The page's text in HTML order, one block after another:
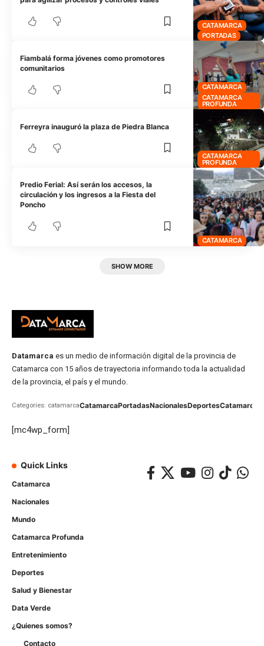
CATAMARCA
PORTADAS
CATAMARCA
CATAMARCA
PROFUNDA
Fiambalá forma jóvenes como promotores
comunitarios
CATAMARCA
PROFUNDA
Ferreyra inauguró la plaza de Piedra Blanca
CATAMARCA
Predio Ferial: Así serán los accesos, la
circulación y los ingresos a la Fiesta del
Poncho
SHOW MORE
Datamarca es un medio de información digital de la provincia de
Catamarca con 15 años de trayectoria informando toda la actualidad
de la provincia, el país y el mundo.
Categories: catamarcaCatamarcaPortadasNacionalesDeportesCatamarca
[mc4wp_form]
Quick Links
Catamarca
Nacionales
Mundo
Catamarca Profunda
Entretenimiento
Deportes
Salud y Bienestar
Data Verde
¿Quienes somos?
Contacto